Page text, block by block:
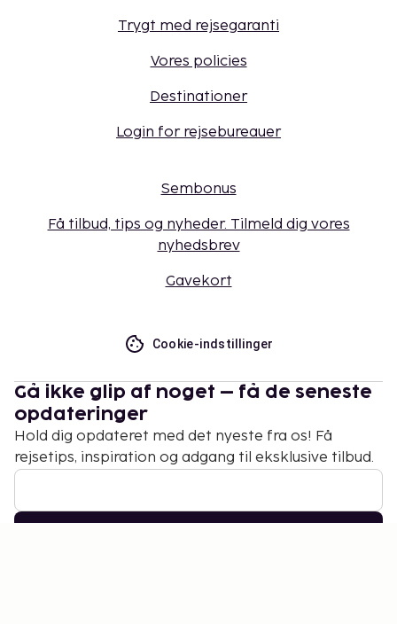
Trygt med rejsegaranti
Vores policies
Destinationer
Login for rejsebureauer
Sembonus
Få tilbud, tips og nyheder. Tilmeld dig vores
nyhedsbrev
Gavekort
Cookie-indstillinger
Gå ikke glip af noget – få de seneste
opdateringer
Hold dig opdateret med det nyeste fra os! Få
rejsetips, inspiration og adgang til eksklusive tilbud.